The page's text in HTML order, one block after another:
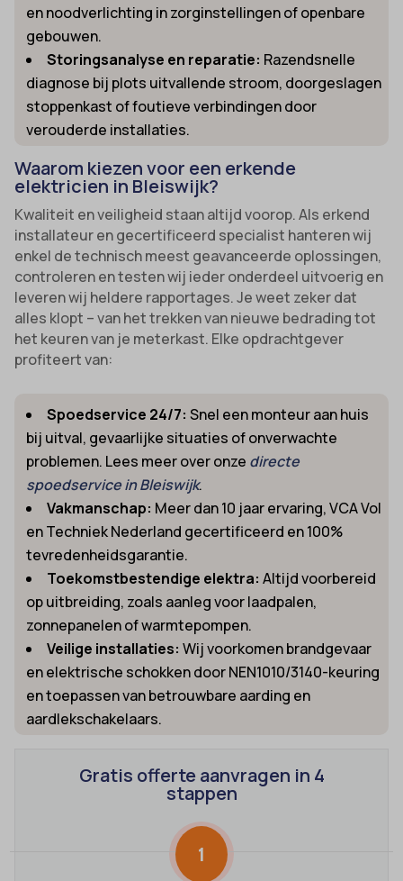
en noodverlichting in zorginstellingen of openbare
gebouwen.
Storingsanalyse en reparatie: Razendsnelle
diagnose bij plots uitvallende stroom, doorgeslagen
stoppenkast of foutieve verbindingen door
verouderde installaties.
Waarom kiezen voor een erkende
elektricien in Bleiswijk?
Kwaliteit en veiligheid staan altijd voorop. Als erkend
installateur en gecertificeerd specialist hanteren wij
enkel de technisch meest geavanceerde oplossingen,
controleren en testen wij ieder onderdeel uitvoerig en
leveren wij heldere rapportages. Je weet zeker dat
alles klopt – van het trekken van nieuwe bedrading tot
het keuren van je meterkast. Elke opdrachtgever
profiteert van:
Spoedservice 24/7: Snel een monteur aan huis
bij uitval, gevaarlijke situaties of onverwachte
problemen. Lees meer over onze directe
spoedservice in Bleiswijk.
Vakmanschap: Meer dan 10 jaar ervaring, VCA Vol
en Techniek Nederland gecertificeerd en 100%
tevredenheidsgarantie.
Toekomstbestendige elektra: Altijd voorbereid
op uitbreiding, zoals aanleg voor laadpalen,
zonnepanelen of warmtepompen.
Veilige installaties: Wij voorkomen brandgevaar
en elektrische schokken door NEN1010/3140-keuring
en toepassen van betrouwbare aarding en
aardlekschakelaars.
Gratis offerte aanvragen in 4
stappen
1